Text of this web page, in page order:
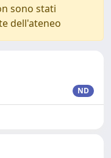
sono stati
dell'ateneo
ND